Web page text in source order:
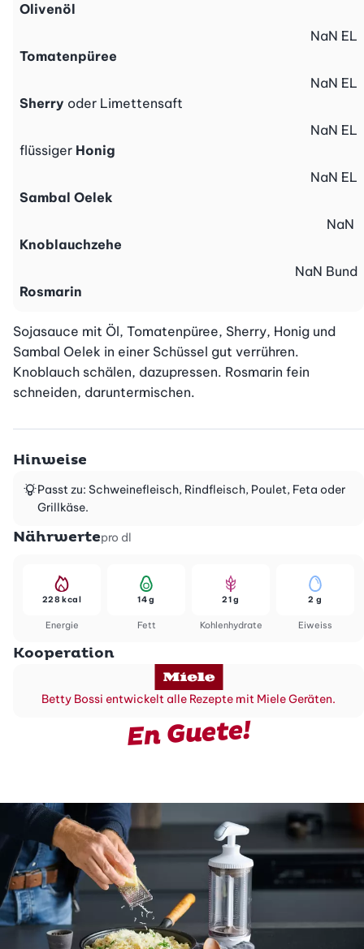
Olivenöl
Tomatenpüree
NaN EL
Sherry oder Limettensaft
NaN EL
flüssiger Honig
NaN EL
Sambal Oelek
NaN EL
Knoblauchzehe
NaN
Rosmarin
NaN Bund
Sojasauce mit Öl, Tomatenpüree, Sherry, Honig und
Sambal Oelek in einer Schüssel gut verrühren.
Knoblauch schälen, da­zupressen. Rosmarin fein
schneiden, daruntermischen.
Hinweise
Passt zu: Schweinefleisch, Rindfleisch, Poulet, Feta oder
Grillkäse.
Nährwertepro dl
Energie
228 kcal
Fett
14 g
Kohlenhydrate
21 g
Eiweiss
2 g
Kooperation
Betty Bossi entwickelt alle Rezepte mit Miele Geräten.
En Guete!